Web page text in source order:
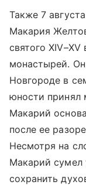
Также 7
Макария
святого
монастырей.
Новгороде в
юности принял
Макарий
после ее
Несмотря на
Макарий сумел
сохранить